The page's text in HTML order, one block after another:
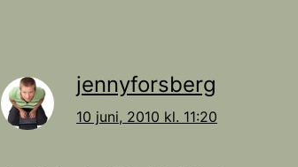
jennyforsberg
10 juni, 2010 kl. 11:20